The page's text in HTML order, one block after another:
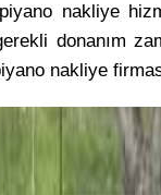
nakliye
donanım
nakliye